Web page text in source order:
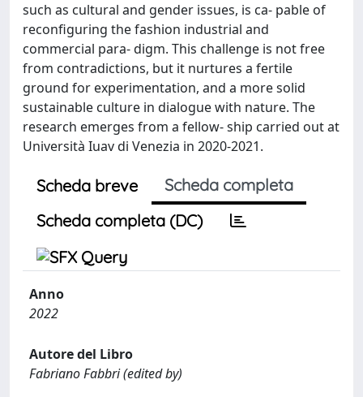
such as cultural and gender issues, is ca- pable of
reconfiguring the fashion industrial and
commercial para- digm. This challenge is not free
from contradictions, but it nurtures a fertile
ground for experimentation, and a more solid
sustainable culture in dialogue with nature. The
research emerges from a fellow- ship carried out at
Università Iuav di Venezia in 2020-2021.
Scheda breve
Scheda completa
Scheda completa (DC)
Anno
2022
Autore del Libro
Fabriano Fabbri (edited by)